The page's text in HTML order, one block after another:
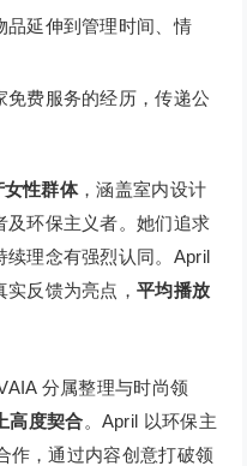
品延伸到管理时间、情
免费服务的经历，传递公
女性群体，涵盖室内设计
及环保主义者。她们追求
续理念有强烈认同。April
实反馈为亮点，平均播放
分属整理与时尚领
高度契合。April 以环保主
作，通过内容创意打破领